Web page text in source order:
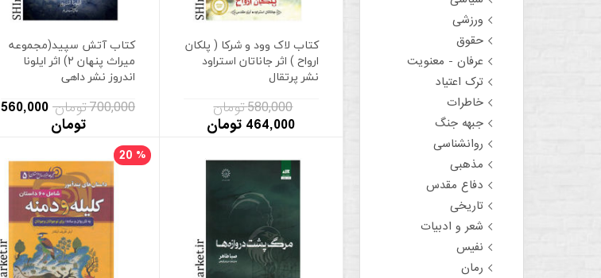
ورزشی
حقوق
عرفان - معنویت
ترک اعتیاد
خاطرات
جبهه جنگ
روانشناسی
مذهبی
دفاع مقدس
تاریخی
شعر و ادبیات
نفیس
رمان
کتاب لاک وود و شرکا ( پلکان
ارواح ) اثر جاناتان استراود
نشر پرتقال
580,000 تومان
464,000 تومان
کتاب آتش سپید(مجموعه
میراث پنهان 2) اثر ایلونا
اندروز نشر داهی
700,000 تومان
560,000
تومان
20 %